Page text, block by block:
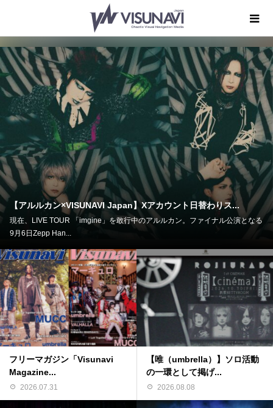
る
【MUCC・逹瑯】独占インタビュー◆結成30周年イヤー目前
向と...
来年結成30周年を迎えるMUCC。VISUNAVI Japanでは９月５日、６日
⽔⼾市⺠会館 グロービス...
フリーマガジン「Visunavi
Magazine...
2026.07.31
【唯（umbrella）】ソロ活動
の一環として掲げ...
2026.08.08